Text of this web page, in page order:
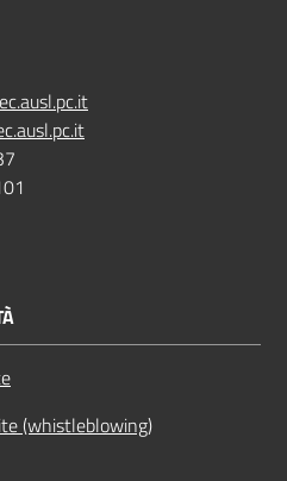
(whistleblowing)